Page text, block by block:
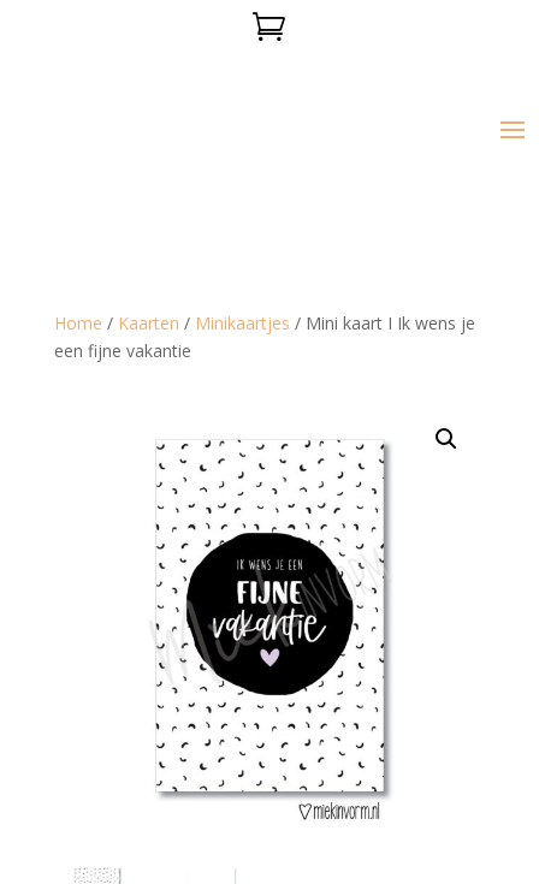

Home / Kaarten / Minikaartjes / Mini kaart I Ik wens je
een fijne vakantie